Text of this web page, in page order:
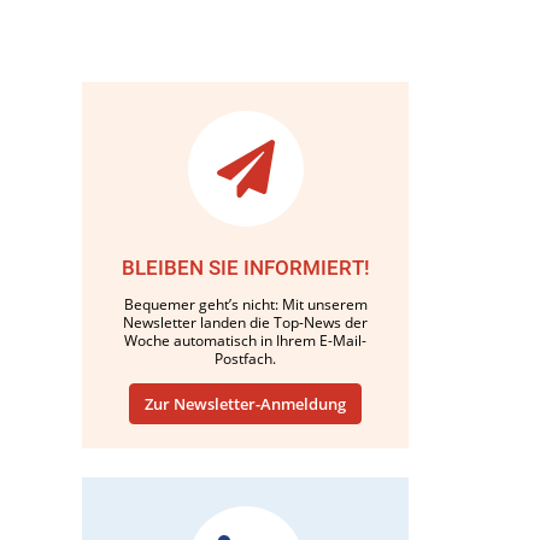
BLEIBEN SIE INFORMIERT!
Bequemer geht’s nicht: Mit unserem
Newsletter landen die Top-News der
Woche automatisch in Ihrem E-Mail-
Postfach.
Zur Newsletter-Anmeldung